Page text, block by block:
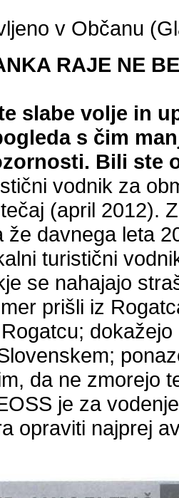
v Občanu
RAJE NE
slabe volje in
s čim
Bili ste
vodnik za
(april 2012).
že davnega leta
turistični
se nahajajo
prišli iz
da ne zmorejo
je za
opraviti najprej